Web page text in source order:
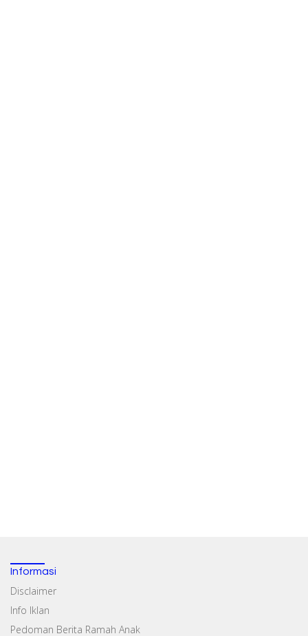
Informasi
Disclaimer
Info Iklan
Pedoman Berita Ramah Anak